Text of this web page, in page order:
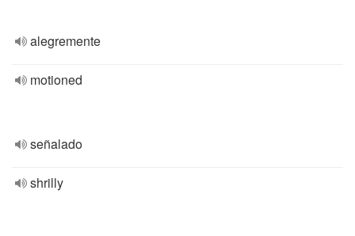
alegremente
motioned
señalado
shrilly